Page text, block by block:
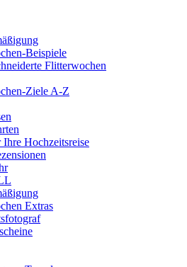
Beispiele
Flitterwochen
Ziele A-Z
Ihre Hochzeitsreise
Extras